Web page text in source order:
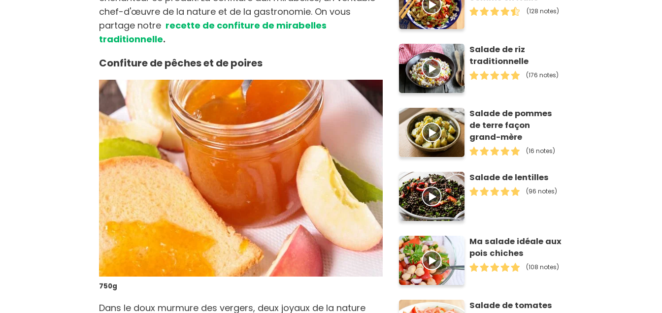
chef-d'œuvre de la nature et de la gastronomie. On vous
partage notre recette de confiture de mirabelles
traditionnelle.
Confiture de pêches et de poires
750g
Dans le doux murmure des vergers, deux joyaux de la nature
(128 notes)
Salade de riz
traditionnelle
(176 notes)
Salade de pommes
de terre façon
grand-mère
(16 notes)
Salade de lentilles
(96 notes)
Ma salade idéale aux
pois chiches
(108 notes)
Salade de tomates